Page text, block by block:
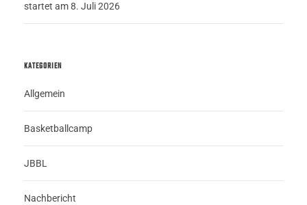
startet am 8. Juli 2026
KATEGORIEN
Allgemein
Basketballcamp
JBBL
Nachbericht